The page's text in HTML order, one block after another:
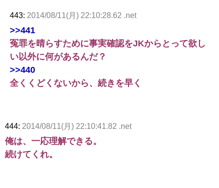
443: 2014/08/11(月) 22:10:28.62 .net
>>441
冤罪を晴らすために事実確認をJKからとって欲し
い以外に何があるんだ？
>>440
全くくどくないから、続きを早く
444: 2014/08/11(月) 22:10:41.82 .net
俺は、一応理解できる。
続けてくれ。